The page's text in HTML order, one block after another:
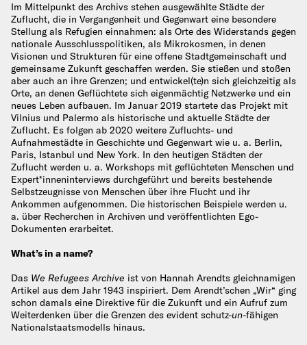
Im Mittelpunkt des Archivs stehen ausgewählte Städte der
Zuflucht, die in Vergangenheit und Gegenwart eine besondere
Stellung als Refugien einnahmen: als Orte des Widerstands gegen
nationale Ausschlusspolitiken, als Mikrokosmen, in denen
Visionen und Strukturen für eine offene Stadtgemeinschaft und
gemeinsame Zukunft geschaffen werden. Sie stießen und stoßen
aber auch an ihre Grenzen; und entwickel(te)n sich gleichzeitig als
Orte, an denen Geflüchtete sich eigenmächtig Netzwerke und ein
neues Leben aufbauen. Im Januar 2019 startete das Projekt mit
Vilnius und Palermo als historische und aktuelle Städte der
Zuflucht. Es folgen ab 2020 weitere Zufluchts- und
Aufnahmestädte in Geschichte und Gegenwart wie u. a. Berlin,
Paris, Istanbul und New York. In den heutigen Städten der
Zuflucht werden u. a. Workshops mit geflüchteten Menschen und
Expert*inneninterviews durchgeführt und bereits bestehende
Selbstzeugnisse von Menschen über ihre Flucht und ihr
Ankommen aufgenommen. Die historischen Beispiele werden u.
a. über Recherchen in Archiven und veröffentlichten Ego-
Dokumenten erarbeitet.
What’s in a name?
Das We Refugees Archive ist von Hannah Arendts gleichnamigen
Artikel aus dem Jahr 1943 inspiriert. Dem Arendt’schen „Wir“ ging
schon damals eine Direktive für die Zukunft und ein Aufruf zum
Weiterdenken über die Grenzen des evident schutz-un-fähigen
Nationalstaatsmodells hinaus.